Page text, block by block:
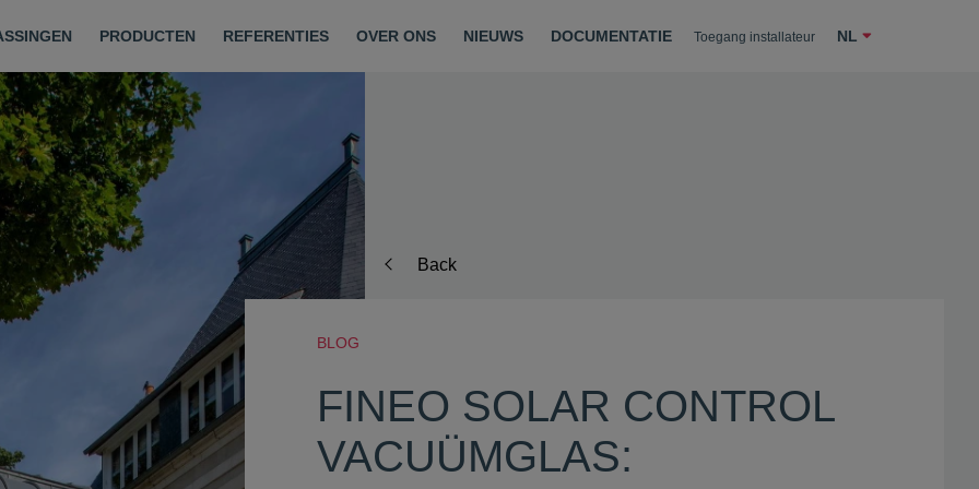
Toegang installateur NL
PRODUCTEN REFERENTIES OVER ONS NIEUWS DOCUMENTATIE Offerte aanvragen
Back
BLOG
FINEO SOLAR CONTROL
VACUÜMGLAS: